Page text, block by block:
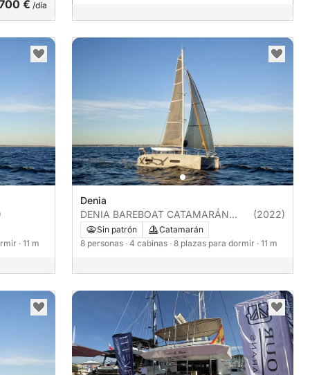
€ /día
· 11 m
Denia
DENIA BAREBOAT CATAMARÁN
EXCESS 11
(2022)
Sin patrón
Catamarán
8 personas · 4 cabinas · 8 plazas para dormir · 11 m